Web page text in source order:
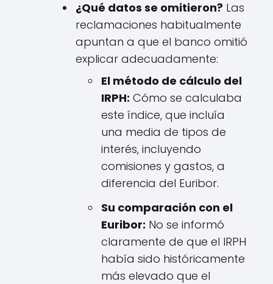
¿Qué datos se omitieron? Las
reclamaciones habitualmente
apuntan a que el banco omitió
explicar adecuadamente:
El método de cálculo del
IRPH: Cómo se calculaba
este índice, que incluía
una media de tipos de
interés, incluyendo
comisiones y gastos, a
diferencia del Euribor.
Su comparación con el
Euribor: No se informó
claramente de que el IRPH
había sido históricamente
más elevado que el